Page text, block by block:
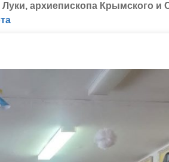
Луки, архиепископа Крымского и